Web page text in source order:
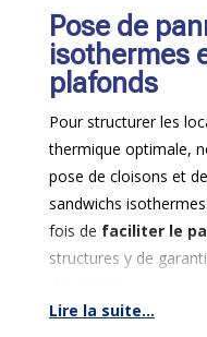
Pose de
isothermes
plafonds
Pour structurer les
thermique optimale,
pose de cloisons et
sandwichs
fois de faciliter le
structures y de
Lire la suite...